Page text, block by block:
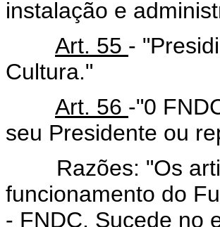
instalação e
Art. 55 -
Cultura."
Art. 56 -"0
seu Presidente ou
Razões: "Os
funcionamento do
- FNDC. Sucede no